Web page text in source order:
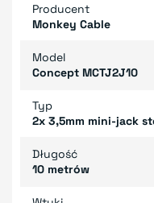
Producent
Monkey Cable
Model
Concept MCTJ2J10
Typ
2x 3,5mm mini-jack
Długość
10 metrów